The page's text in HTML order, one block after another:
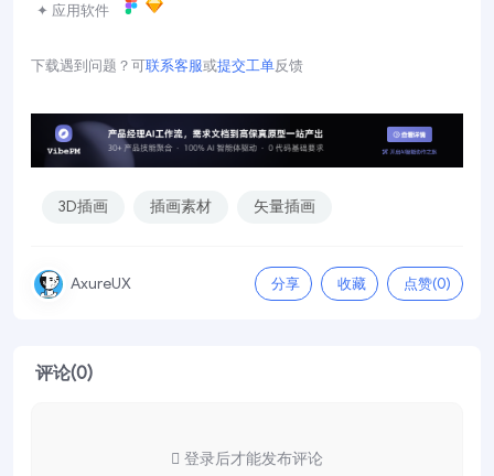
✦ 应用软件
下载遇到问题？可联系客服或提交工单反馈
3D插画 插画素材 矢量插画
AxureUX 分享 收藏 点赞(0)
评论(0)
登录后才能发布评论